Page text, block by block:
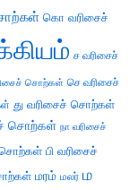
கொ வரிசைச்
ச வரிசைச்
சொற்கள் செ வரிசைச்
து வரிசைச் சொற்கள்
சொற்கள் நா வரிசைச்
சொற்கள் பி வரிசைச்
மரம் மலர் ம